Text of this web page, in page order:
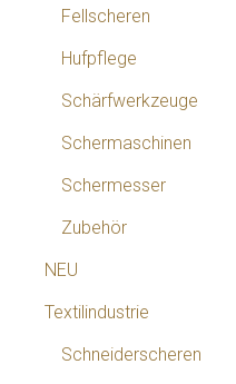
Fellscheren
Hufpflege
Schärfwerkzeuge
Schermaschinen
Schermesser
Zubehör
NEU
Textilindustrie
Schneiderscheren